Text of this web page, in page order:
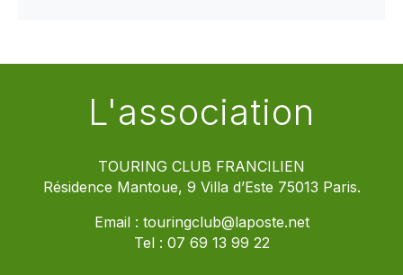
L'association
TOURING CLUB FRANCILIEN
Résidence Mantoue, 9 Villa d’Este 75013 Paris.
Email : touringclub@laposte.net
Tel : 07 69 13 99 22